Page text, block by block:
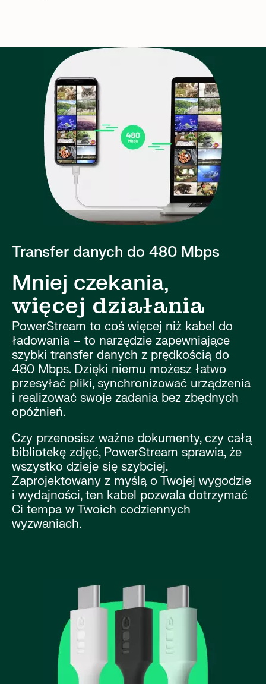
Transfer danych do 480 Mbps
Mniej czekania,
więcej działania
PowerStream to coś więcej niż kabel do
ładowania – to narzędzie zapewniające
szybki transfer danych z prędkością do
480 Mbps. Dzięki niemu możesz łatwo
przesyłać pliki, synchronizować urządzenia
i realizować swoje zadania bez zbędnych
opóźnień.
Czy przenosisz ważne dokumenty, czy całą
bibliotekę zdjęć, PowerStream sprawia, że
wszystko dzieje się szybciej.
Zaprojektowany z myślą o Twojej wygodzie
i wydajności, ten kabel pozwala dotrzymać
Ci tempa w Twoich codziennych
wyzwaniach.